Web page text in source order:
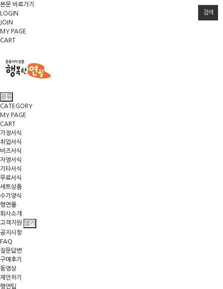
본문 바로가기
LOGIN
JOIN
MY PAGE
CART
분류
CATEGORY
MY PAGE
CART
가정서식
취업서식
비즈서식
자영서식
기타서식
무료서식
세트상품
수기양식
행연몰
회사소개
고객지원
열기
공지사항
FAQ
질문답변
구매후기
동영상
제안하기
행연팁
검색